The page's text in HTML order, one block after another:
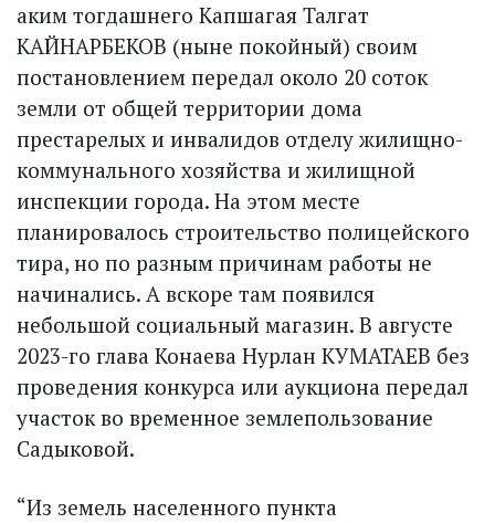
аким тогдашнего Капшагая Талгат
КАЙНАРБЕКОВ (ныне покойный) своим
постановлением передал около 20 соток
земли от общей территории дома
престарелых и инвалидов отделу жилищно-
коммунального хозяйства и жилищной
инспекции города. На этом месте
планировалось строительство полицейского
тира, но по разным причинам работы не
начинались. А вскоре там появился
небольшой социальный магазин. В августе
2023-го глава Конаева Нурлан КУМАТАЕВ без
проведения конкурса или аукциона передал
учас­ток во временное землепользование
Садыковой.
“Из земель населенного пунк­та